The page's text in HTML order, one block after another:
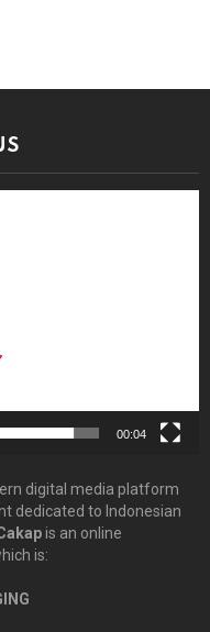
00:04
digital media platform
dedicated to Indonesian
is an online
is: